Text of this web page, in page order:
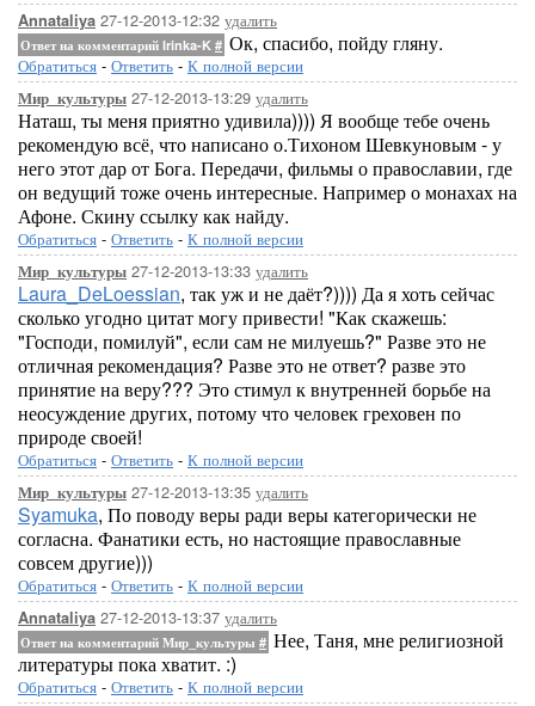
Annataliya 27-12-2013-12:32 удалить
Ответ на комментарий Irinka-K # Ок, спасибо, пойду гляну.
Обратиться - Ответить - К полной версии
Мир_культуры 27-12-2013-13:29 удалить
Наташ, ты меня приятно удивила)))) Я вообще тебе очень
рекомендую всё, что написано о.Тихоном Шевкуновым - у
него этот дар от Бога. Передачи, фильмы о православии, где
он ведущий тоже очень интересные. Например о монахах на
Афоне. Скину ссылку как найду.
Обратиться - Ответить - К полной версии
Мир_культуры 27-12-2013-13:33 удалить
Laura_DeLoessian, так уж и не даёт?)))) Да я хоть сейчас
сколько угодно цитат могу привести! "Как скажешь:
"Господи, помилуй", если сам не милуешь?" Разве это не
отличная рекомендация? Разве это не ответ? разве это
принятие на веру??? Это стимул к внутренней борьбе на
неосуждение других, потому что человек греховен по
природе своей!
Обратиться - Ответить - К полной версии
Мир_культуры 27-12-2013-13:35 удалить
Syamuka, По поводу веры ради веры категорически не
согласна. Фанатики есть, но настоящие православные
совсем другие)))
Обратиться - Ответить - К полной версии
Annataliya 27-12-2013-13:37 удалить
Ответ на комментарий Мир_культуры # Нее, Таня, мне религиозной
литературы пока хватит. :)
Обратиться - Ответить - К полной версии